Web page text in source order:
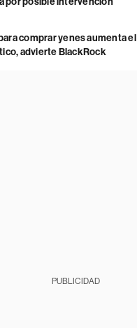
comprar yenes aumenta el
advierte BlackRock
PUBLICIDAD